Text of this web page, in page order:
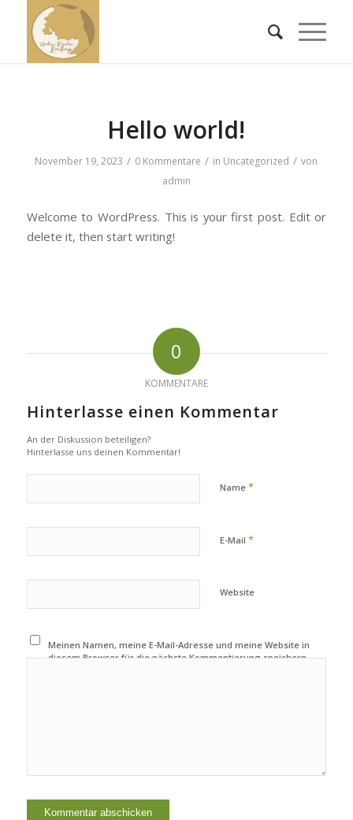
Hello world!
November 19, 2023 / 0 Kommentare / in Uncategorized / von
admin
Welcome to WordPress. This is your first post. Edit or
delete it, then start writing!
0
KOMMENTARE
Hinterlasse einen Kommentar
An der Diskussion beteiligen?
Hinterlasse uns deinen Kommentar!
Name *
E-Mail *
Website
Meinen Namen, meine E-Mail-Adresse und meine Website in
diesem Browser für die nächste Kommentierung speichern.